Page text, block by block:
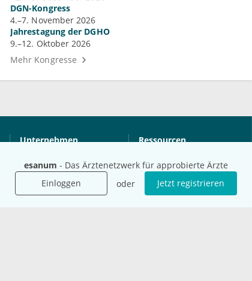
esanum - Das Ärztenetzwerk für approbierte Ärzte
Einloggen
oder Jetzt registrieren
DGN-Kongress
4.–7. November 2026
Jahrestagung der DGHO
9.–12. Oktober 2026
Mehr Kongresse
Unternehmen
Für Unternehmen
Für Agenturen
Mediadaten
Ressourcen
Hilfe